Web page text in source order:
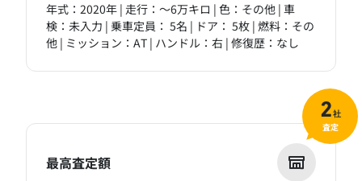
年式：2020年 | 走行：～6万キロ | 色：その他 | 車
検：未入力 | 乗車定員： 5名 | ドア： 5枚 | 燃料：その
他 | ミッション：AT | ハンドル：右 | 修復歴：なし
最高査定額
2社
査定